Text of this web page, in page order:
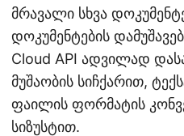
მრავალი სხვა
დოკუმენტების
Cloud API ადვილად
მუშაობის სიჩქარით,
ფაილის ფორმატის
სიზუსტით.